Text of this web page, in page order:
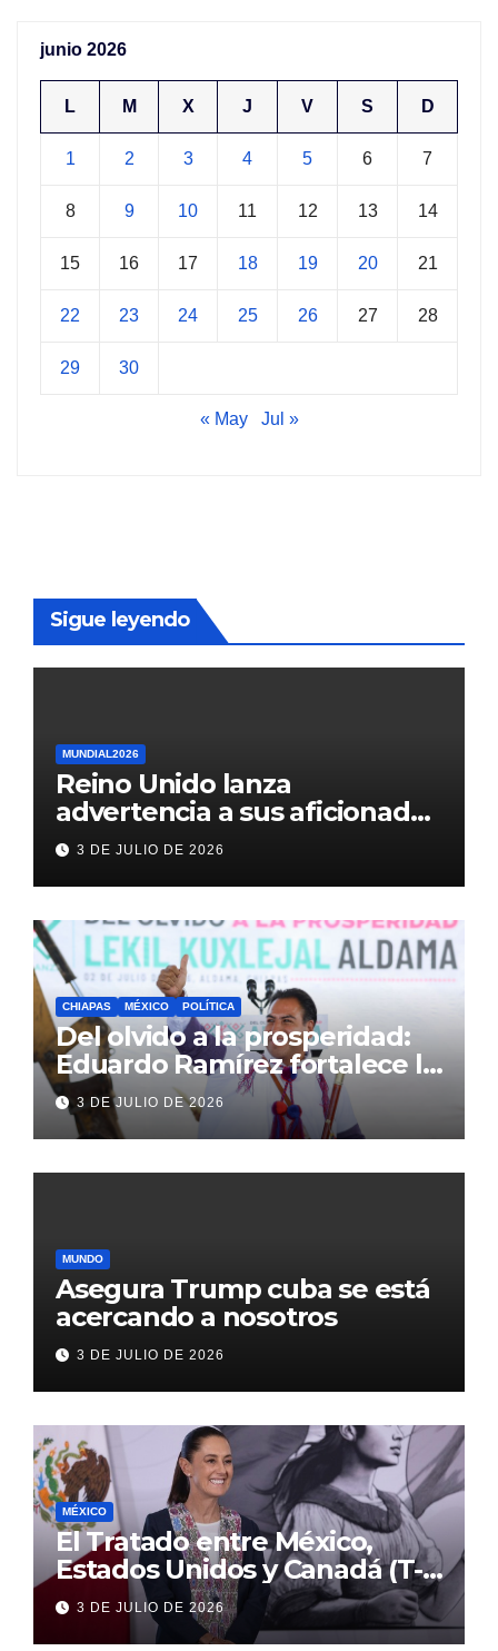
junio 2026
L M X J V S D
1 2 3 4 5 6 7
8 9 10 11 12 13 14
15 16 17 18 19 20 21
22 23 24 25 26 27 28
29 30
« May Jul »
Sigue leyendo
MUNDIAL2026
Reino Unido lanza
advertencia a sus aficionados
antes del México vs
Inglaterra en el Mundial 2026
3 DE JULIO DE 2026
CHIAPAS MÉXICO POLÍTICA
Del olvido a la prosperidad:
Eduardo Ramírez fortalece la
transformación de Aldama
con inversión histórica
3 DE JULIO DE 2026
MUNDO
Asegura Trump cuba se está
acercando a nosotros
3 DE JULIO DE 2026
MÉXICO
El Tratado entre México,
Estados Unidos y Canadá (T-
MEC) se mantiene hasta el
2036: Presidenta Claudia
3 DE JULIO DE 2026